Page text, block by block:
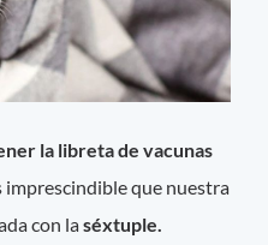
la libreta de vacunas
imprescindible que nuestra
con laséxtuple.